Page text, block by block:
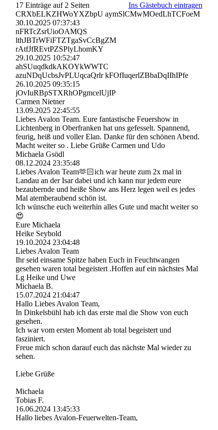
17 Einträge auf 2 Seiten
Ins Gästebuch eintragen
CRXbELKZHWoYXZbpU aymSlCMwMOedLhTCFoeM
30.10.2025 07:37:43
nFRTcZsrUioOAMQS
lthJBTrWFiFTZTgaSvCcBgZM
rAtfJfREvtPZSPlyLhomKY
29.10.2025 10:52:47
ahSUuqdkdkAKOYkWWTC
azuNDqUcbsJvPLUqcaQrlr kFOfIuqerlZBbaDqIIhIPfe
26.10.2025 09:35:15
jOvIuRBpSTXRhOPgmcelUjI­P
Carmen Nietner
13.09.2025 22:45:55
Liebes Avalon Team. Eure fantastische Feuershow in
Lichtenberg in Oberfranken hat uns gefesselt. Spannend,
feurig, heiß und voller Elan. Danke für den schönen Abend.
Macht weiter so . Liebe Grüße Carmen und Udo
Michaela Gsödl
08.12.2024 23:35:48
Liebes Avalon Team🫶🏻ich war heute zum 2x mal in
Landau an der Isar dabei und ich kann nur jedem eure
bezaubernde und heiße Show ans Herz legen weil es jedes
Mal atemberaubend schön ist.
Ich wünsche euch weiterhin alles Gute und macht weiter so
😍
Eure Michaela
Heike Seybold
19.10.2024 23:04:48
Liebes Avalon Team
Ihr seid einsame Spitze haben Euch in Feuchtwangen
gesehen waren total begeistert .Hoffen auf ein nächstes Mal
Lg Heike und Uwe
Michaela B.
15.07.2024 21:04:47
Hallo Liebes Avalon Team,
In Dinkelsbühl hab ich das erste mal die Show von euch
gesehen.
Ich war vom ersten Moment ab total begeistert und
fasziniert.
Freue mich schon darauf euch das nächste Mal wieder zu
sehen.
Liebe Grüße
Michaela
Tobias F.
16.06.2024 13:45:33
Hallo liebes Avalon-­Feuerwelten-­Team,­